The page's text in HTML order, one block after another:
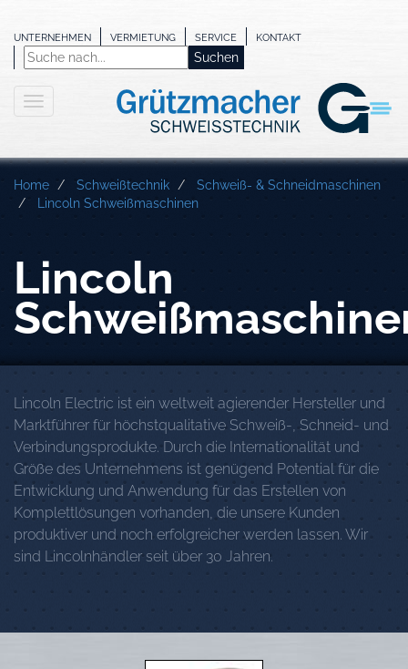
UNTERNEHMEN VERMIETUNG SERVICE KONTAKT
Home Schweißtechnik
Schweiß- & Schneidmaschinen
Lincoln Schweißmaschinen
Lincoln
Lincoln Electric ist ein weltweit agierender Hersteller und
Marktführer für höchstqualitative Schweiß-, Schneid- und
Verbindungsprodukte. Durch die Internationalität und
Größe des Unternehmens ist genügend Potential für die
Entwicklung und Anwendung für das Erstellen von
Komplettlösungen vorhanden, die unsere Kunden
produktiver und noch erfolgreicher werden lassen. Wir
sind Lincolnhändler seit über 30 Jahren.